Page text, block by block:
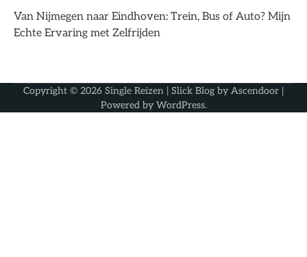
Van Nijmegen naar Eindhoven: Trein, Bus of Auto? Mijn
Echte Ervaring met Zelfrijden
Copyright © 2026 Single Reizen | Slick Blog by Ascendoor |
Powered by WordPress.